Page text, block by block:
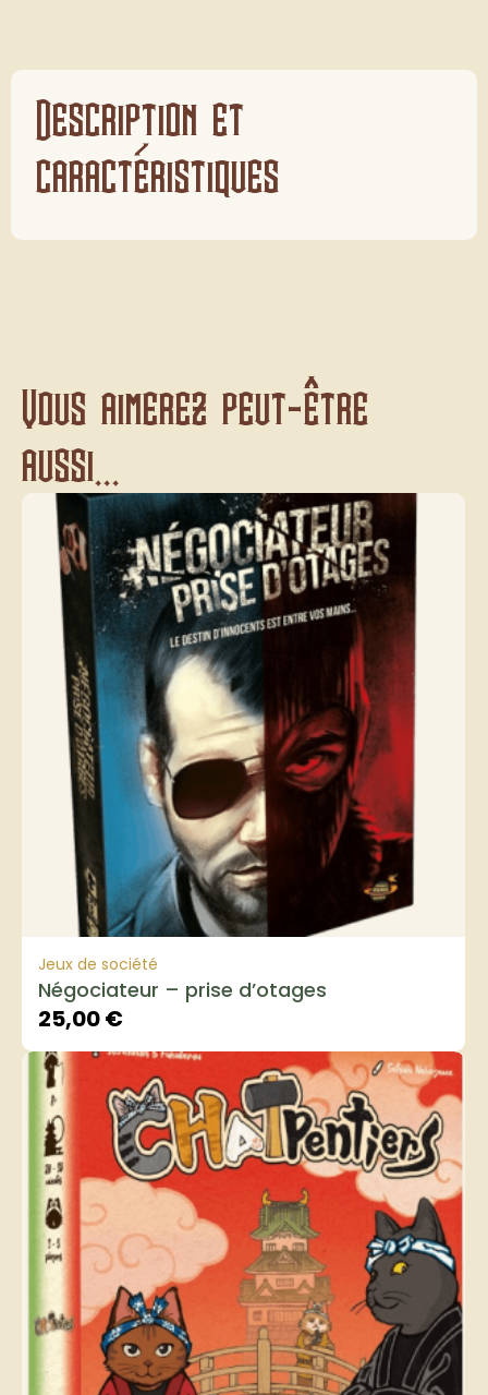
Description et
caractéristiques
Vous aimerez peut-être
aussi...
Jeux de société
Négociateur – prise d’otages
25,00€